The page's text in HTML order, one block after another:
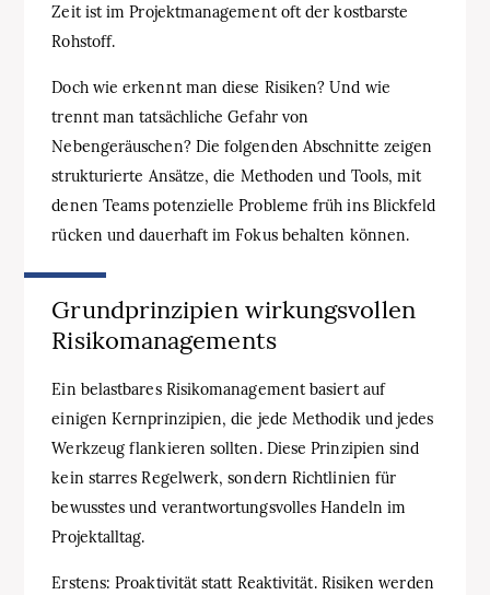
Zeit ist im Projektmanagement oft der kostbarste
Rohstoff.
Doch wie erkennt man diese Risiken? Und wie
trennt man tatsächliche Gefahr von
Nebengeräuschen? Die folgenden Abschnitte zeigen
strukturierte Ansätze, die Methoden und Tools, mit
denen Teams potenzielle Probleme früh ins Blickfeld
rücken und dauerhaft im Fokus behalten können.
Grundprinzipien wirkungsvollen
Risikomanagements
Ein belastbares Risikomanagement basiert auf
einigen Kernprinzipien, die jede Methodik und jedes
Werkzeug flankieren sollten. Diese Prinzipien sind
kein starres Regelwerk, sondern Richtlinien für
bewusstes und verantwortungsvolles Handeln im
Projektalltag.
Erstens: Proaktivität statt Reaktivität. Risiken werden